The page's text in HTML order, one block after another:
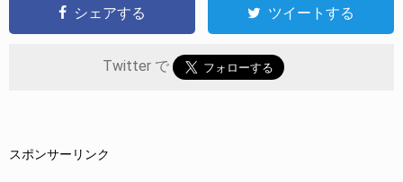
シェアする ツイートする
Twitter で
スポンサーリンク